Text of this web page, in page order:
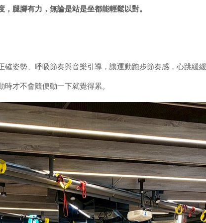
，腿腳有力，無論是站是坐都能輕鬆以對。
姿勢、呼吸節奏與音樂引導，讓運動跑步節奏感，心跳緩
才不會隨便動一下就覺得累。